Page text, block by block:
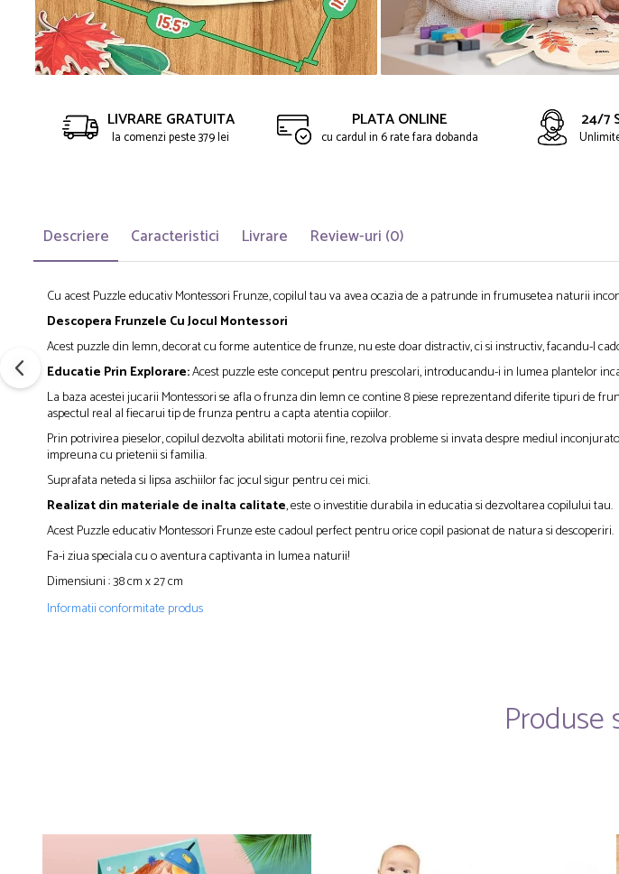
LIVRARE GRATUITA
la comenzi peste 379 lei
PLATA ONLINE
cu cardul in 6 rate fara dobanda
24/7
Descriere Caracteristici Livrare Review-uri (0)
Cu acest Puzzle educativ Montessori Frunze, copilul tau va avea ocazia de a patrunde in frumusetea naturii
Descopera Frunzele Cu Jocul Montessori
Acest puzzle din lemn, decorat cu forme autentice de frunze, nu este doar distractiv, ci si instructiv, facandu-l
Educatie Prin Explorare:Acest puzzle este conceput pentru prescolari, introducandu-i in lumea plantelor
La baza acestei jucarii Montessori se afla o frunza din lemn ce contine 8 piese reprezentand diferite tipuri de
aspectul real al fiecarui tip de frunza pentru a capta atentia copiilor.
Prin potrivirea pieselor, copilul dezvolta abilitati motorii fine, rezolva probleme si invata despre mediul
impreuna cu prietenii si familia.
Suprafata neteda si lipsa aschiilor fac jocul sigur pentru cei mici.
Realizat din materiale de inalta calitate, este o investitie durabila in educatia si dezvoltarea copilului tau.
Acest Puzzle educativ Montessori Frunze este cadoul perfect pentru orice copil pasionat de natura si descoperiri.
Fa-i ziua speciala cu o aventura captivanta in lumea naturii!
Dimensiuni : 38 cm x 27 cm
Informatii conformitate produs
Produse